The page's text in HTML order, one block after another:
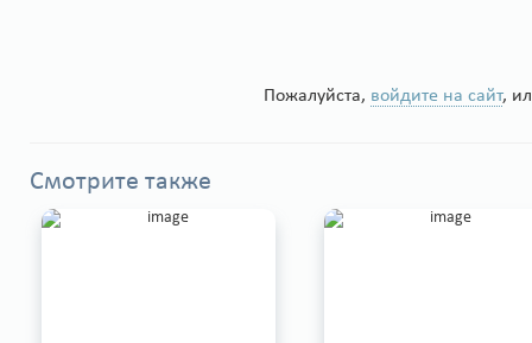
Пожалуйста, войдите на сайт,
Смотрите также